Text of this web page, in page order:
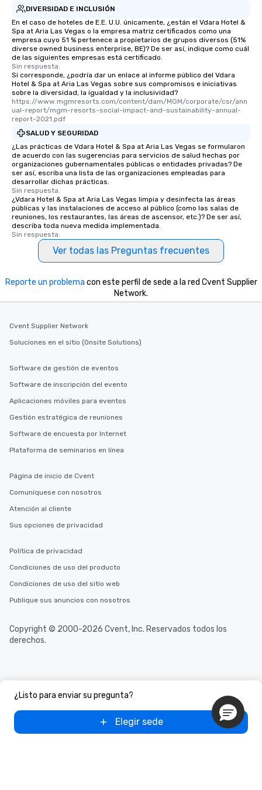
DIVERSIDAD E INCLUSIÓN
En el caso de hoteles de E.E. U.U. únicamente, ¿están el Vdara Hotel &
Spa at Aria Las Vegas o la empresa matriz certificados como una
empresa cuyo 51 % pertenece a propietarios de grupos diversos (51%
diverse owned business enterprise, BE)? De ser así, indique como cuál
de las siguientes empresas está certificado.
Sin respuesta.
Si corresponde, ¿podría dar un enlace al informe público del Vdara
Hotel & Spa at Aria Las Vegas sobre sus compromisos e iniciativas
sobre la diversidad, la igualdad y la inclusividad?
https://www.mgmresorts.com/content/dam/MGM/corporate/csr/ann
ual-report/mgm-resorts-social-impact-and-sustainability-annual-
report-2021.pdf
SALUD Y SEGURIDAD
¿Las prácticas de Vdara Hotel & Spa at Aria Las Vegas se formularon
de acuerdo con las sugerencias para servicios de salud hechas por
organizaciones gubernamentales públicas o entidades privadas? De
ser así, escriba una lista de las organizaciones empleadas para
desarrollar dichas prácticas.
Sin respuesta.
¿Vdara Hotel & Spa at Aria Las Vegas limpia y desinfecta las áreas
públicas y las instalaciones de acceso al público (como las salas de
reuniones, los restaurantes, las áreas de ascensor, etc.)? De ser así,
describa toda nueva medida implementada.
Sin respuesta.
Ver todas las Preguntas frecuentes
¿Listo para enviar su pregunta?
Elegir sede
Reporte un problema con este perfil de sede a la red Cvent Supplier
Network.
Cvent Supplier Network
Soluciones en el sitio (Onsite Solutions)
Software de gestión de eventos
Software de inscripción del evento
Aplicaciones móviles para eventos
Gestión estratégica de reuniones
Software de encuesta por Internet
Plataforma de seminarios en línea
Página de inicio de Cvent
Comuníquese con nosotros
Atención al cliente
Sus opciones de privacidad
Política de privacidad
Condiciones de uso del producto
Condiciones de uso del sitio web
Publique sus anuncios con nosotros
Copyright © 2000-2026 Cvent, Inc. Reservados todos los
derechos.